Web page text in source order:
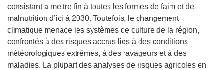
consistant à mettre fin à toutes les formes de faim et de
malnutrition d’ici à 2030. Toutefois, le changement
climatique menace les systèmes de culture de la région,
confrontés à des risques accrus liés à des conditions
météorologiques extrêmes, à des ravageurs et à des
maladies. La plupart des analyses de risques agricoles en